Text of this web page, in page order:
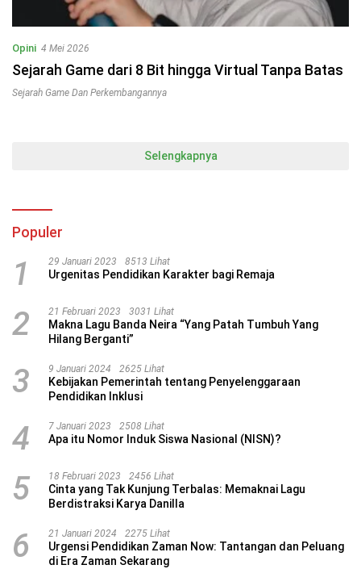
Opini 4 Mei 2026
Sejarah Game dari 8 Bit hingga Virtual Tanpa Batas
Sejarah Game Dan Perkembangannya
Selengkapnya
Populer
1 29 Januari 2023 8513 Lihat
Urgenitas Pendidikan Karakter bagi Remaja
2 21 Februari 2023 3031 Lihat
Makna Lagu Banda Neira “Yang Patah Tumbuh Yang
Hilang Berganti”
3 9 Januari 2024 2625 Lihat
Kebijakan Pemerintah tentang Penyelenggaraan
Pendidikan Inklusi
4 7 Januari 2023 2508 Lihat
Apa itu Nomor Induk Siswa Nasional (NISN)?
5 18 Februari 2023 2456 Lihat
Cinta yang Tak Kunjung Terbalas: Memaknai Lagu
Berdistraksi Karya Danilla
6 21 Januari 2024 2275 Lihat
Urgensi Pendidikan Zaman Now: Tantangan dan Peluang
di Era Zaman Sekarang